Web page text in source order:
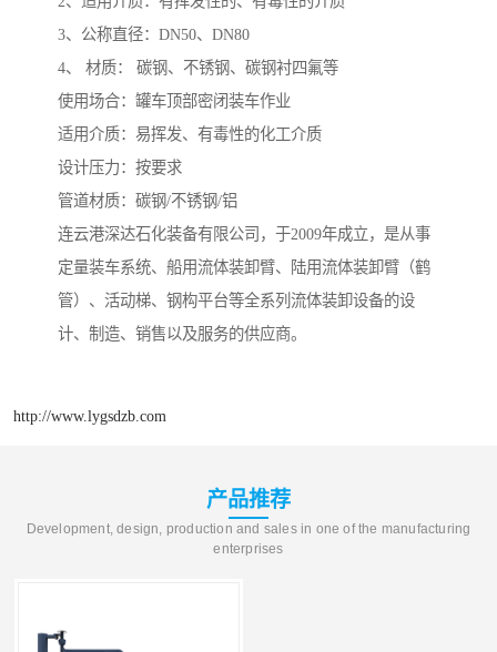
3、公称直径：DN50、DN80
4、 材质： 碳钢、不锈钢、碳钢衬四氟等
使用场合：罐车顶部密闭装车作业
适用介质：易挥发、有毒性的化工介质
设计压力：按要求
管道材质：碳钢/不锈钢/铝
连云港深达石化装备有限公司，于2009年成立，是从事
定量装车系统、船用流体装卸臂、陆用流体装卸臂（鹤
管）、活动梯、钢构平台等全系列流体装卸设备的设
计、制造、销售以及服务的供应商。
http://www.lygsdzb.com
产品推荐
Development, design, production and sales in one of the manufacturing
enterprises